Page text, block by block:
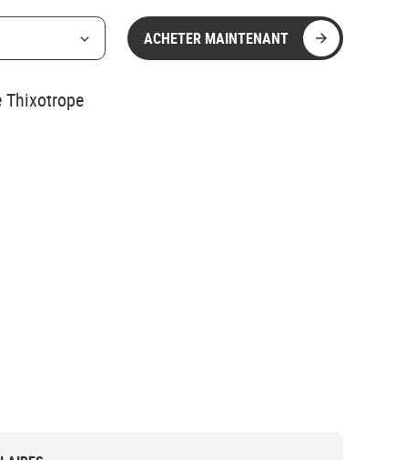
ACHETER MAINTENANT
Thixotrope